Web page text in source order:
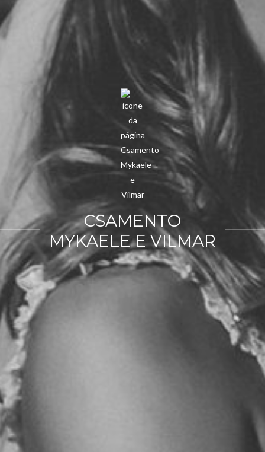
CSAMENTO
MYKAELE E VILMAR